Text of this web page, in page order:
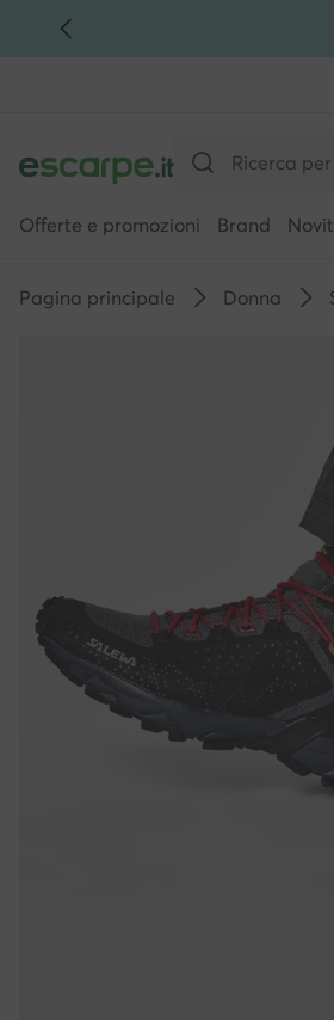
VAI AL CONTENUTO PRINCIPALE
Offerte e promozioni Brand
Pagina principale Donna